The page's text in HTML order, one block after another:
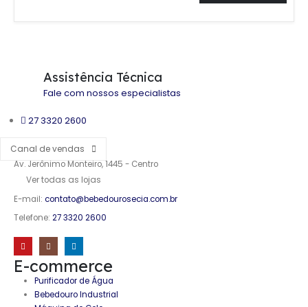
Assistência Técnica
Fale com nossos especialistas
27 3320 2600
Canal de vendas
Av. Jerônimo Monteiro, 1445 - Centro
Ver todas as lojas
E-mail: contato@bebedourosecia.com.br
Telefone: 27 3320 2600
E-commerce
Purificador de Água
Bebedouro Industrial